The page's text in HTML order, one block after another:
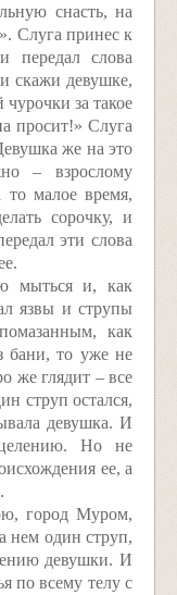
снасть, на
Слуга принес к
передал слова
скажи девушке,
за такое
просит!» Слуга
же на это
– взрослому
малое время,
сорочку, и
эти слова
мыться и, как
язвы и струпы
как
бани, то уже не
же глядит – все
струп остался,
девушка. И
Но не
ее, а
город Муром,
нем один струп,
девушки. И
по всему телу с